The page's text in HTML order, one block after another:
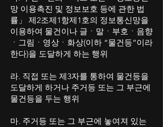
망 이용촉진 및 정보보호 등에 관한 법
률」 제2조제1항제1호의 정보통신망을
이용하여 물건이나 글ㆍ말ㆍ부호ㆍ음향
ㆍ그림ㆍ영상ㆍ화상(이하 “물건등”이라
한다)을 도달하게 하는 행위
라. 직접 또는 제3자를 통하여 물건등을
도달하게 하거나 주거등 또는 그 부근에
물건등을 두는 행위
마. 주거등 또는 그 부근에 놓여져 있는